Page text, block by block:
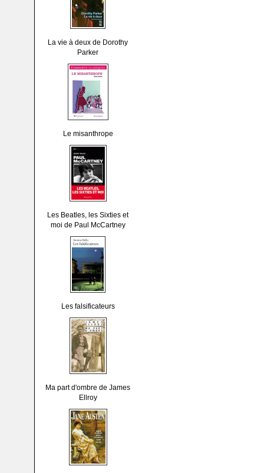
La vie à deux de Dorothy
Parker
Le misanthrope
Les Beatles, les Sixties et
moi de Paul McCartney
Les falsificateurs
Ma part d'ombre de James
Ellroy